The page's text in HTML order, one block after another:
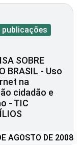
publicações
SOBRE
BRASIL - Uso
na
cidadão e
- TIC
AGOSTO DE 2008